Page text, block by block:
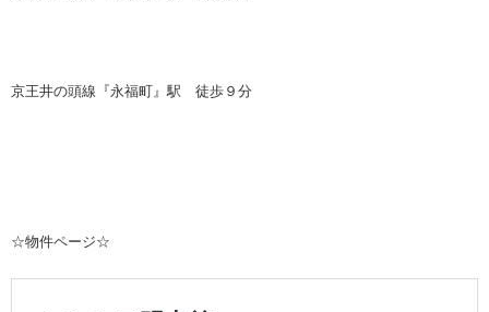
京王井の頭線『永福町』駅 徒歩９分
☆物件ページ☆